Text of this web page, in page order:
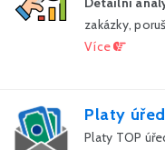
zakázky,
Více
Platy
Platy TOP